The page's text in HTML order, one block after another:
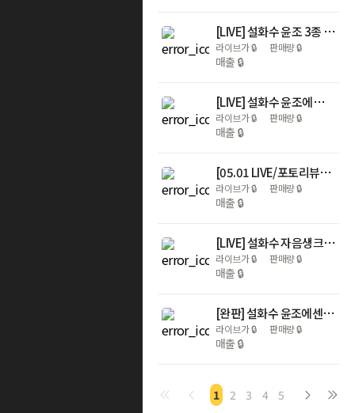
[LIVE] 설화수 윤조 3종 기획세트 (윤조에센스60 + 자음수150 + 자음유액125 + 윤조에센스15 + 자음수15 + 자음유액15 + 탄력크림15. 단위:ml)
라이브가🔒 판매량🔒
매출 🔒
[LIVE] 설화수 윤조에센스 6세대 90ml 기획세트 (윤조에센스90 + 윤조에센스8 + 자음생크림리치5 + 순행클렌징폼50. 단위:ml)
라이브가🔒 판매량🔒
매출 🔒
[05.01 LIVE/포토리뷰4천p] 설화수 자음생 2종+맨 2종 기획세트
라이브가🔒 판매량🔒
매출 🔒
[LIVE] 설화수 자음생크림리치 50ml 기획세트 (자음생크림리치50 + 자음생캡슐세럼8 + 윤조에센스15 + 자음생클렌징폼50. 단위:ml)
라이브가🔒 판매량🔒
매출 🔒
[완판] 설화수 윤조에센스 6세대 120ml 대용량
라이브가🔒 판매량🔒
매출 🔒
1 2 3 4 5